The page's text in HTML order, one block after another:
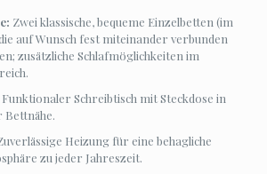
Zwei klassische, bequeme Einzelbetten (im
auf Wunsch fest miteinander verbunden
zusätzliche Schlafmöglichkeiten im
Funktionaler Schreibtisch mit Steckdose in
Heizung für eine behagliche
zu jeder Jahreszeit.